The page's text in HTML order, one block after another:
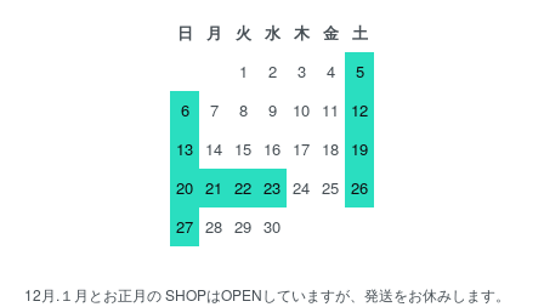
日 月 火 水 木 金
土
1
2 3 4
5
6
7 8 9 10 11
12
13 14 15 16 17 18 19
20 21 22 23 24 25 26
27 28 29 30
12月.１月とお正月の SHOPはOPENしていますが、発送をお休みします。